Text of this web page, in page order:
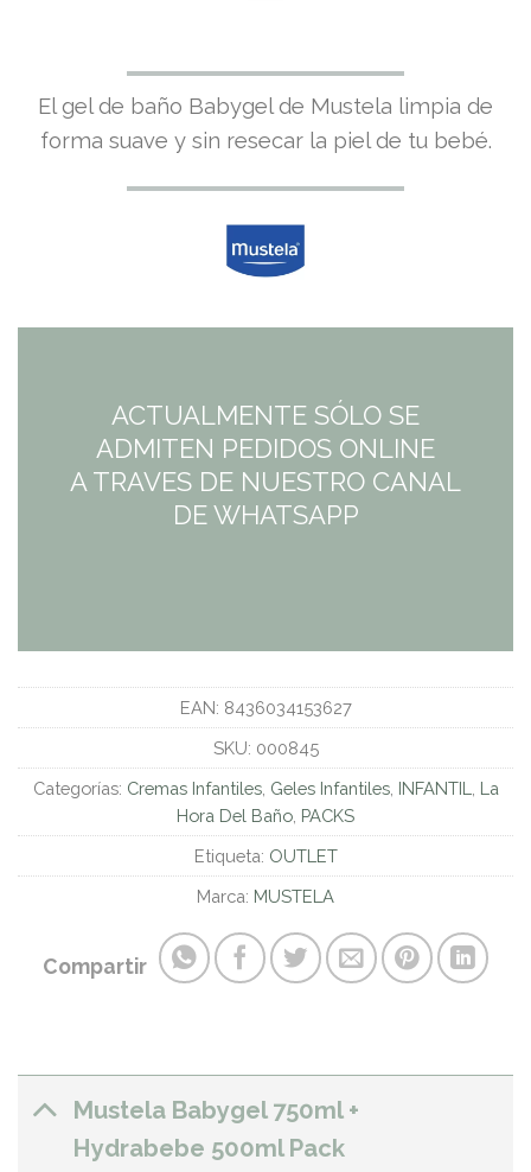
El gel de baño Babygel de Mustela limpia de
forma suave y sin resecar la piel de tu bebé.
ACTUALMENTE SÓLO SE
ADMITEN PEDIDOS ONLINE
A TRAVES DE NUESTRO CANAL
DE WHATSAPP
EAN: 8436034153627
SKU: 000845
Categorías: Cremas Infantiles, Geles Infantiles, INFANTIL
La
Hora Del Baño PACKS
Etiqueta: OUTLET
Marca: MUSTELA
Compartir
Mustela Babygel 750ml +
Hydrabebe 500ml Pack